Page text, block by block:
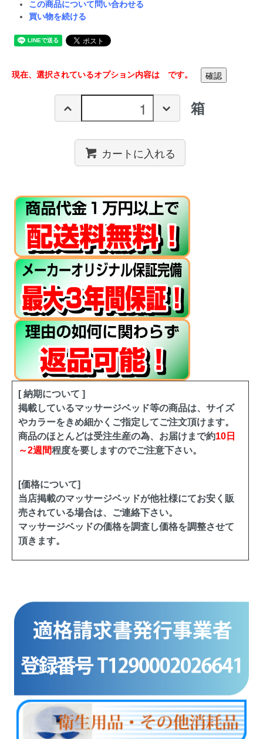
この商品について問い合わせる
買い物を続ける
現在、選択されているオプション内容は です。
箱
カートに入れる
[ 納期について ]
掲載しているマッサージベッド等の商品は、サイズ
やカラーをきめ細かくご指定してご注文頂けます。
商品のほとんどは受注生産の為、お届けまで約10日
～2週間程度を要しますのでご注意下さい。
[価格について]
当店掲載のマッサージベッドが他社様にてお安く販
売されている場合は、ご連絡下さい。
マッサージベッドの価格を調査し価格を調整させて
頂きます。